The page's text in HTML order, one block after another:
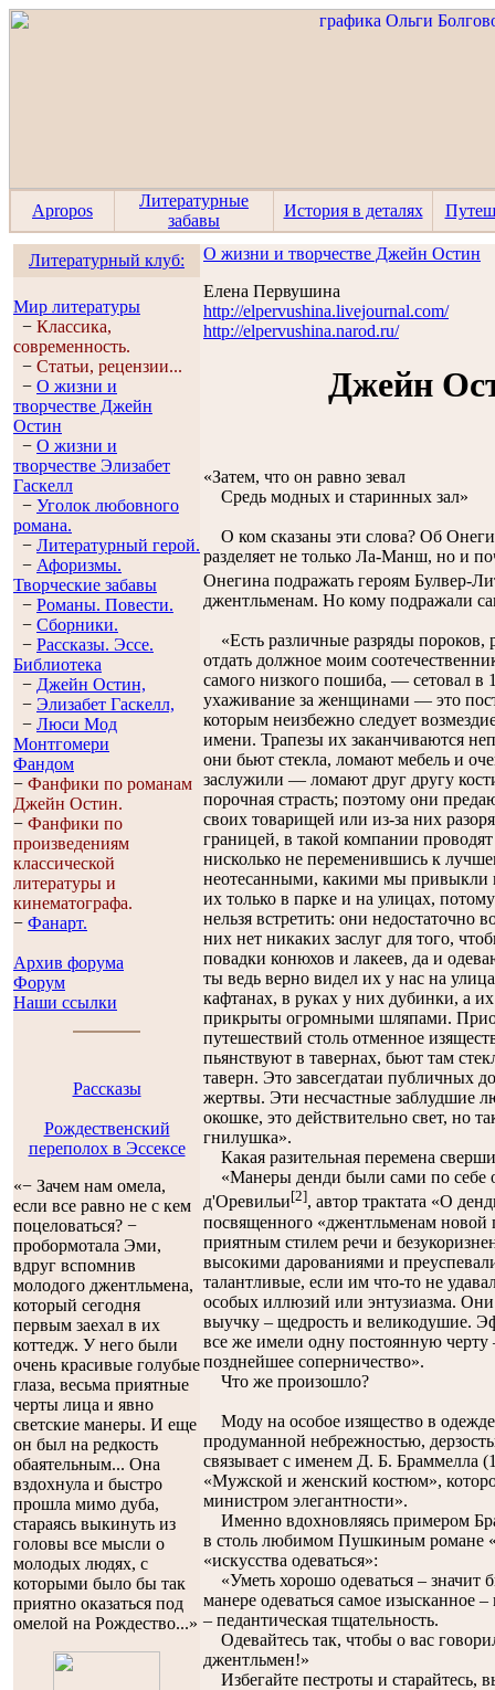
Apropos
Литературные
забавы
История в деталях
Литературный клуб:
Мир литературы
− Классика,
современность.
− Статьи, рецензии...
− О жизни и
творчестве Джейн
Остин
− О жизни и
творчестве Элизабет
Гaскелл
− Уголок любовного
романа.
− Литературный герой.
− Афоризмы.
Творческие забавы
− Романы. Повести.
− Сборники.
− Рассказы. Эссe.
Библиотека
− Джейн Остин,
− Элизабет Гaскелл,
− Люси Мод
Монтгомери
Фандом
− Фанфики по романам
Джейн Остин.
− Фанфики по
произведениям
классической
литературы и
кинематографа.
− Фанарт.
Архив форума
Форум
Наши ссылки
Рассказы
Рождественский
переполох в Эссексе
«− Зачем нам омела,
если все равно не с кем
поцеловаться? −
пробормотала Эми,
вдруг вспомнив
молодого джентльмена,
который сегодня
первым заехал в их
коттедж. У него были
очень красивые голубые
глаза, весьма приятные
черты лица и явно
светские манеры. И еще
он был на редкость
обаятельным... Она
вздохнула и быстро
прошла мимо дуба,
стараясь выкинуть из
головы все мысли о
молодых людях, с
которыми было бы так
приятно оказаться под
омелой на Рождество...»
О жизни и творчестве Джейн Остин
Елена Первушина
http://elpervushina.livejournal.com/
http://elpervushina.narod.ru/
Джейн
«Затем, что он равно зевал
Средь модных и старинных зал»
О ком сказаны эти слова? Об
разделяет не только Ла-Манш, но и
Онегина подражать героям Булвер-
джентльменам. Но кому подражали
«Есть различные разряды пороков,
отдать должное моим
самого низкого пошиба, — сетовал
ухаживание за женщинами — это
которым неизбежно следует
имени. Трапезы их заканчиваются
они бьют стекла, ломают мебель и
заслужили — ломают друг другу
порочная страсть; поэтому они
своих товарищей или из-за них
границей, в такой компании
нисколько не переменившись к
неотесанными, какими мы
их только в парке и на улицах,
нельзя встретить: они недостаточно
них нет никаких заслуг для того,
повадки конюхов и лакеев, да и
ты ведь верно видел их у нас на
кафтанах, в руках у них дубинки, а
прикрыты огромными шляпами.
путешествий столь отменное
пьянствуют в тавернах, бьют там
таверн. Это завсегдатаи публичных
жертвы. Эти несчастные заблудшие
окошке, это действительно свет, но
гнилушка».
Какая разительная перемена
«Манеры денди были сами по себе
д'Оревильи[2], автор трактата «О
посвященного «джентльменам
приятным стилем речи и
высокими дарованиями и
талантливые, если им что-то не
особых иллюзий или энтузиазма.
выучку – щедрость и великодушие.
все же имели одну постоянную черту
позднейшее соперничество».
Что же произошло?
Моду на особое изящество в
продуманной небрежностью,
связывает с именем Д. Б. Браммелла
«Мужской и женский костюм»,
министром элегантности».
Именно вдохновляясь примером
в столь любимом Пушкиным романе
«искусства одеваться»:
«Уметь хорошо одеваться – значит
манере одеваться самое изысканное
– педантическая тщательность.
Одевайтесь так, чтобы о вас
джентльмен!»
Избегайте пестроты и старайтесь,